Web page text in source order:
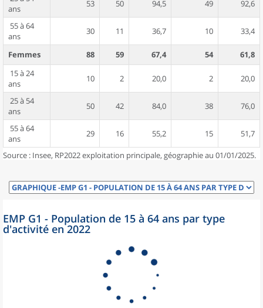
ans
53 50 94,5 49 92,6
55 à 64
ans
30 11 36,7 10 33,4
Femmes 88 59 67,4 54
61,8
15 à 24
ans
10 2 20,0 2 20,0
25 à 54
ans
50 42 84,0 38 76,0
55 à 64
ans
29 16 55,2 15 51,7
Source : Insee, RP2022 exploitation principale, géographie au 01/01/2025.
EMP G1 - Population de 15 à 64 ans par type
d'activité en 2022